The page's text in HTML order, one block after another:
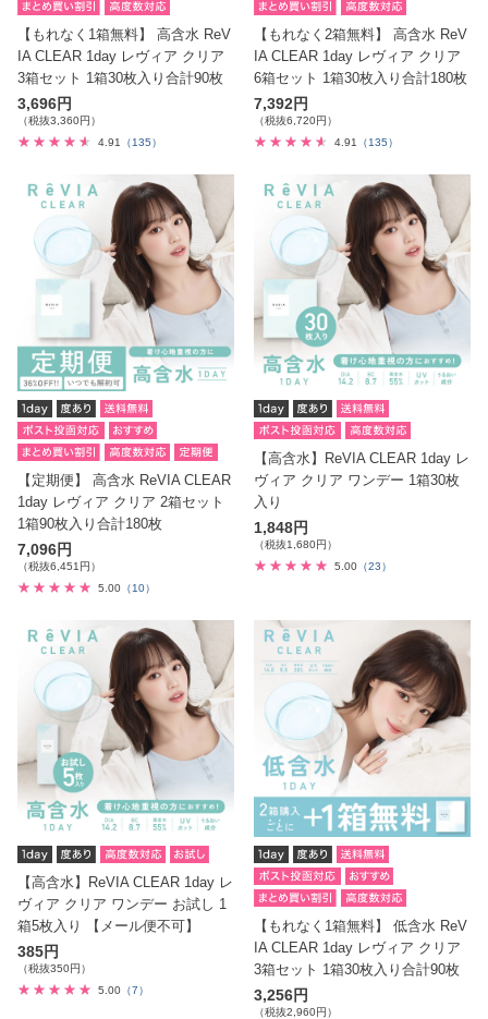
【もれなく1箱無料】 高含水 ReV
IA CLEAR 1day レヴィア クリア
3箱セット 1箱30枚入り合計90枚
3,696円
（税抜3,360円）
4.91
（135）
【もれなく2箱無料】 高含水 ReV
IA CLEAR 1day レヴィア クリア
6箱セット 1箱30枚入り合計180枚
7,392円
（税抜6,720円）
4.91
（135）
【定期便】 高含水 ReVIA CLEAR
1day レヴィア クリア 2箱セット
1箱90枚入り合計180枚
7,096円
（税抜6,451円）
5.00 （10）
【高含水】ReVIA CLEAR 1day レ
ヴィア クリア ワンデー 1箱30枚
入り
1,848円
（税抜1,680円）
5.00 （23）
【高含水】ReVIA CLEAR 1day レ
ヴィア クリア ワンデー お試し 1
箱5枚入り 【メール便不可】
385円
（税抜350円）
5.00 （7）
【もれなく1箱無料】 低含水 ReV
IA CLEAR 1day レヴィア クリア
3箱セット 1箱30枚入り合計90枚
3,256円
（税抜2,960円）